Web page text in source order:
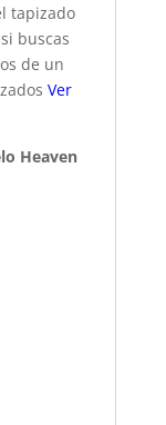
tapizado
buscas
de un
Ver
Heaven